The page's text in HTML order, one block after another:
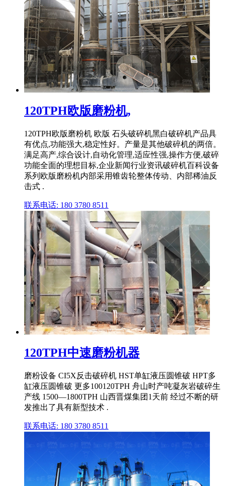
120TPH欧版磨粉机,
120TPH欧版磨粉机 欧版 石头破碎机黑白破碎机产品具
有优点,功能强大,稳定性好。产量是其他破碎机的两倍。
满足高产,综合设计,自动化管理,适应性强,操作方便,破碎
功能全面的理想目标,企业新闻行业资讯破碎机百科设备
系列欧版磨粉机内部采用锥齿轮整体传动、内部稀油反
击式 .
联系电话: 180 3780 8511
120TPH中速磨粉机器
磨粉设备 CI5X反击破碎机 HST单缸液压圆锥破 HPT多
缸液压圆锥破 更多100120TPH 舟山时产吨凝灰岩破碎生
产线 1500—1800TPH 山西晋煤集团1天前 经过不断的研
发推出了具有新型技术 .
联系电话: 180 3780 8511